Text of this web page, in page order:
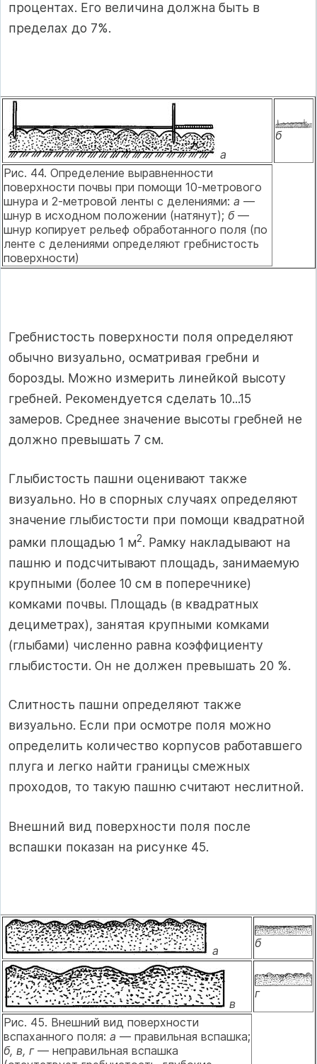
процентах. Его величина должна быть в
пределах до 7%.
а
б
Рис. 44. Определение выравненности
поверхности почвы при помощи 10-метрового
шнура и 2-метровой ленты с делениями: а —
шнур в исходном положении (натянут); б—
шнур копирует рельеф обработанного поля (по
ленте с делениями определяют гребнистость
поверхности)
Гребнистость поверхности поля определяют
обычно визуально, осматривая гребни и
борозды. Можно измерить линейкой высоту
гребней. Рекомендуется сделать 10...15
замеров. Среднее значение высоты гребней не
должно превышать 7 см.
Глыбистость пашни оценивают также
визуально. Но в спорных случаях определяют
значение глыбистости при помощи квадратной
рамки площадью 1 м2. Рамку накладывают на
пашню и подсчитывают площадь, занимаемую
крупными (более 10 см в поперечнике)
комками почвы. Площадь (в квадратных
дециметрах), занятая крупными комками
(глыбами) численно равна коэффициенту
глыбистости. Он не должен превышать 20 %.
Слитность пашни определяют также
визуально. Если при осмотре поля можно
определить количество корпусов работавшего
плуга и легко найти границы смежных
проходов, то такую пашню считают неслитной.
Внешний вид поверхности поля после
вспашки показан на рисунке 45.
а
б
в
г
Рис. 45. Внешний вид поверхности
вспаханного поля: а — правильная вспашка;
б, в, г— неправильная вспашка